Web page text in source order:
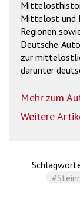
Mittelost und
Regionen
Deutsche.
zur
darunter
Mehr zum
Weitere